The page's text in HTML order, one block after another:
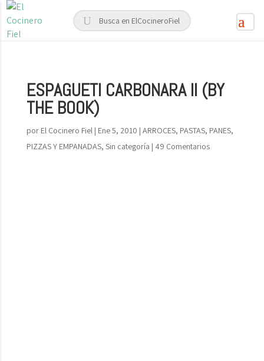
ESPAGUETI CARBONARA II (BY
THE BOOK)
por El Cocinero Fiel| Ene 5, 2010 | ARROCES, PASTAS, PANES,
PIZZAS Y EMPANADAS, Sin categoría | 49 Comentarios